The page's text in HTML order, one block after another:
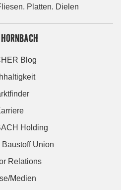
Platten. Dielen
Blog
Holding
Baustoff Union
Relations
Medien